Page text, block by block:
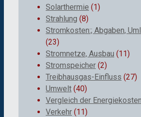
Solarthermie (1)
Strahlung (8)
Stromkosten:; Abgaben,
(23)
Stromnetze, Ausbau (11)
Stromspeicher (2)
Treibhausgas-Einfluss (27)
Umwelt (40)
Vergleich der Energiekosten
Verkehr (11)